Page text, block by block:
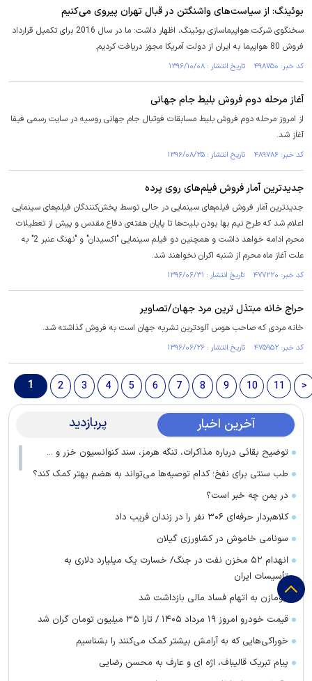
بوئینگ: از سیاست‌های واشنگتن در قبال تهران پیروی می‌کنیم
سخنگوی شرکت هواپیماسازی بوئینگ، اظهار داشت: ما در سال 2016 برای تکمیل قرارداد
فروش 80 هواپیما به ایران از دولت آمریکا مجوز دریافت کردیم.
کد خبر: ۴۹۸۷۵۰ تاریخ انتشار : ۱۳۹۶/۱۰/۰۸
آغاز مرحله دوم فروش بلیط جام جهانی
از امروز مرحله دوم فروش بلیط مسابقات فوتبال جام جهانی روسیه در سایت رسمی فیفا
آغاز شد.
کد خبر: ۴۸۹۷۸۶ تاریخ انتشار : ۱۳۹۶/۰۸/۲۵
جدیدترین آمار فروش فیلم‌های روی پرده
جدیدترین آمار فروش فیلم‌های سینمایی در حالی توسط پخش‌کنندگان فیلم‌های سینمایی
اعلام شد که طرح نیم بها بودن بلیت‌ها تا پایان هفته‌ی دفاع مقدس و پیش از تعطیلات
محرم ادامه خواهد داشت و همچنین دو فیلم سینمایی "اکسیدان" و "نهنگ عنبر 2" به
علت آغاز ماه محرم از شنبه اکران نخواهند شد.
کد خبر: ۴۷۷۲۲۰ تاریخ انتشار : ۱۳۹۶/۰۶/۳۱
حراج خانه مبتذل ترین مرد جهان/تصاویر
خانه مردی که صاحب هوس آلودترین نشریه جهان است به فروش گذاشته شد.
کد خبر: ۴۷۵۹۵۲ تاریخ انتشار : ۱۳۹۶/۰۶/۲۶
1 2 3 4 5 6 7 8 9 10 11 >
آخرین اخبار پربازدید
توضیح بقائی درباره مذاکرات، تنگه هرمز، سند کنوانسیون خزر و ...
طب سنتی برای نفخ؛ کدام توصیه‌ها می‌تواند به هضم بهتر کمک کند؟
در یمن چه خبر است؟
کلاهبردار حرفه‌ای ۳۰۶ نفر را در زندان فریب داد
سونامی خاموش در کشاورزی گیلان
انهدام ۵۲ مخزن نفت در جنگ/ خسارت یک میلیارد دلاری به
تأسیسات ایران
ابومازن به اتهام فساد مالی بازداشت شد
قیمت خودرو امروز ۱۹ مرداد ۱۴۰۵ / تارا ۳۵ میلیون تومان گران شد
خوراکی‌هایی که به آرامش بیشتر کمک می‌کنند را بشناسیم
پیام تبریک قالیباف، اژه ای و عارف به محسن رضایی